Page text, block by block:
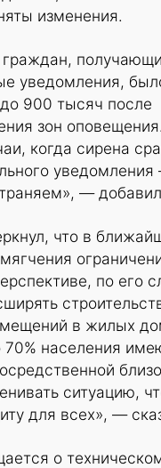
изменения.
уведомления,
900 тысяч после
зон
когда сирена
—
что в
по его
в жилых
70% населения
ситуацию,
для всех», —
о